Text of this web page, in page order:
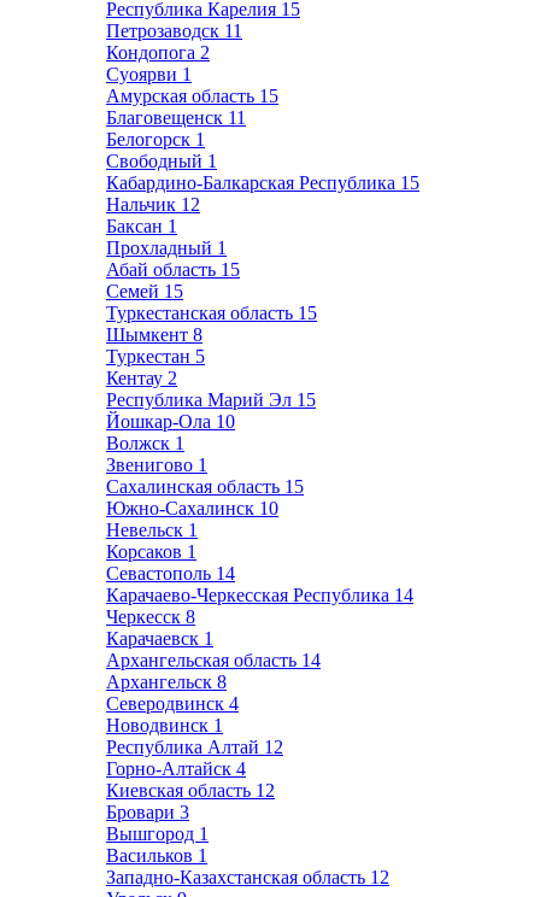
Республика Карелия 15
Петрозаводск 11
Кондопога 2
Суоярви 1
Амурская область 15
Благовещенск 11
Белогорск 1
Свободный 1
Кабардино-Балкарская Республика 15
Нальчик 12
Баксан 1
Прохладный 1
Абай область 15
Семей 15
Туркестанская область 15
Шымкент 8
Туркестан 5
Кентау 2
Республика Марий Эл 15
Йошкар-Ола 10
Волжск 1
Звенигово 1
Сахалинская область 15
Южно-Сахалинск 10
Невельск 1
Корсаков 1
Севастополь 14
Карачаево-Черкесская Республика 14
Черкесск 8
Карачаевск 1
Архангельская область 14
Архангельск 8
Северодвинск 4
Новодвинск 1
Республика Алтай 12
Горно-Алтайск 4
Киевская область 12
Бровари 3
Вышгород 1
Васильков 1
Западно-Казахстанская область 12